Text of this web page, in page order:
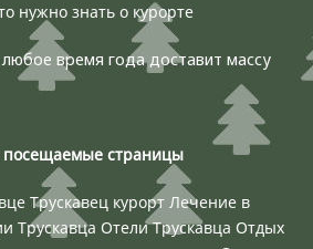
нужно знать о курорте
время года доставит массу
страницы
Трускавец курорт Лечение в
Трускавца Отели Трускавца Отдых